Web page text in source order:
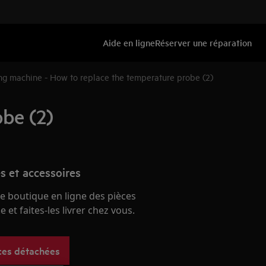
Aide en ligneRéserver une réparation
machine - How to replace the temperature probe (2)
(2)
et accessoires
boutique en ligne des pièces
et faites-les livrer chez vous.
détachées